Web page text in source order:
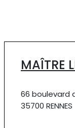
MAÎTRE
66 boulevard
35700 RENNES